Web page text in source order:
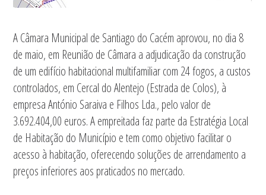
A Câmara Municipal de Santiago do Cacém aprovou, no dia 8
de maio, em Reunião de Câmara a adjudicação da construção
de um edifício habitacional multifamiliar com 24 fogos, a custos
controlados, em Cercal do Alentejo (Estrada de Colos), à
empresa António Saraiva e Filhos Lda., pelo valor de
3.692.404,00 euros. A empreitada faz parte da Estratégia Local
de Habitação do Município e tem como objetivo facilitar o
acesso à habitação, oferecendo soluções de arrendamento a
preços inferiores aos praticados no mercado.